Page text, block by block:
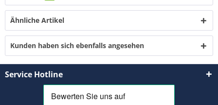
Ähnliche Artikel
Kunden haben sich ebenfalls angesehen
Service Hotline